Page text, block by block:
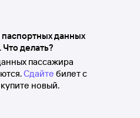
данных
делать?
пассажира
Сдайте билет с
новый.